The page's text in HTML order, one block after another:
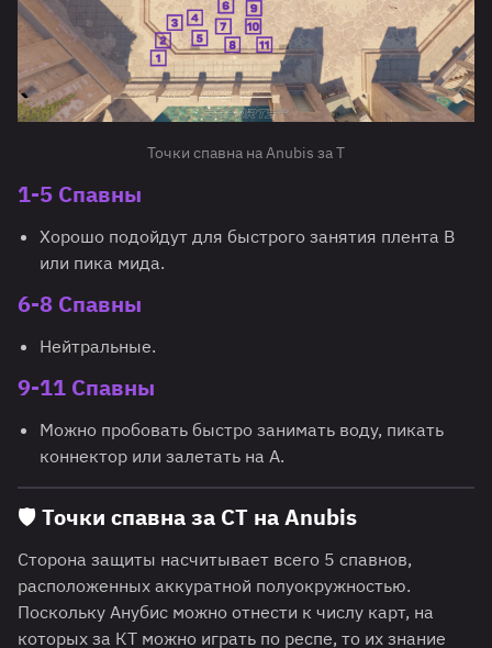
Точки спавна на Anubis за Т
1-5 Спавны
Хорошо подойдут для быстрого занятия плента B
или пика мида.
6-8 Cпавны
Нейтральные.
9-11 Cпавны
Можно пробовать быстро занимать воду, пикать
коннектор или залетать на А.
🛡️ Точки спавна за CT на Anubis
Сторона защиты насчитывает всего 5 спавнов,
расположенных аккуратной полуокружностью.
Поскольку Анубис можно отнести к числу карт, на
которых за КТ можно играть по респе, то их знание